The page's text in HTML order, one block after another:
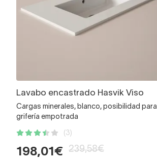
Lavabo encastrado Hasvik Viso
Cargas minerales, blanco, posibilidad para
grifería empotrada
(3)
198,01€ 239,58€